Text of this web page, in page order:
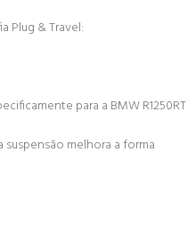
Plug & Travel:
para a BMW R1250RT
melhora a forma